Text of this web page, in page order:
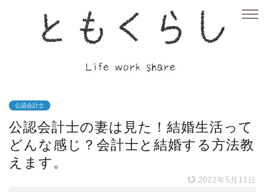
公認会計士
公認会計士の妻は見た！結婚生活って
どんな感じ？会計士と結婚する方法教
えます。
2022年5月11日